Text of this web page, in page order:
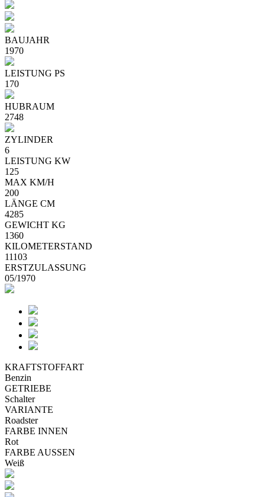
BAUJAHR
1970
LEISTUNG PS
170
HUBRAUM
2748
ZYLINDER
6
LEISTUNG KW
125
MAX KM/H
200
LÄNGE CM
4285
GEWICHT KG
1360
KILOMETERSTAND
11103
ERSTZULASSUNG
05/1970
KRAFTSTOFFART
Benzin
GETRIEBE
Schalter
VARIANTE
Roadster
FARBE INNEN
Rot
FARBE AUSSEN
Weiß